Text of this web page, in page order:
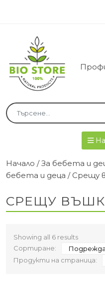
Начало /За бебета и
бебета и деца / Срещу
СРЕЩУ
Showing all 6 results
Сортиране:
Продукти на страница: